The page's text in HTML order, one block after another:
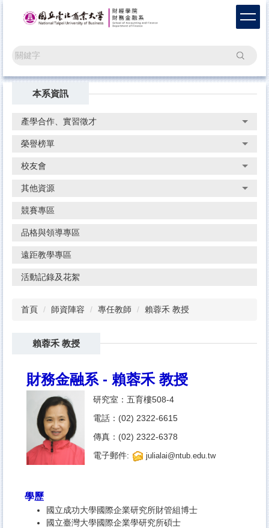
區
搜尋
本系資訊
產學合作、實習徵才
榮譽榜單
校友會
其他資源
競賽專區
品格與領導專區
遠距教學專區
活動記錄及花絮
首頁 師資陣容 專任教師 賴蓉禾 教授
賴蓉禾 教授
財務金融系 - 賴蓉禾 教授
研究室：五育樓508-4
電話：(02) 2322-6615
傳真：(02) 2322-6378
電子郵件:
julialai@ntub.edu.tw
學歷
國立成功大學國際企業研究所財管組博士
國立臺灣大學國際企業學研究所碩士